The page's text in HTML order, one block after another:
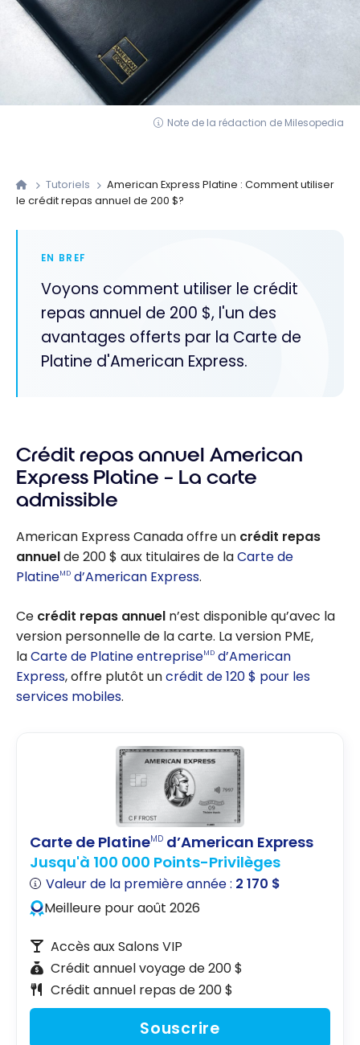
Note de la rédaction de Milesopedia
Tutoriels
American Express Platine : Comment utiliser
le crédit repas annuel de 200 $?
EN BREF
Voyons comment utiliser le crédit
repas annuel de 200 $, l'un des
avantages offerts par la Carte de
Platine d'American Express.
Crédit repas annuel American
Express Platine – La carte
admissible
American Express Canada offre un crédit repas
annuelde 200 $ aux titulaires de laCarte de
PlatineMD d’American Express.
Ce crédit repas annuel n’est disponible qu’avec la
version personnelle de la carte. La version PME,
laCarte de Platine entrepriseMD d’American
Express, offre plutôt uncrédit de 120 $ pour les
services mobiles.
Carte de PlatineMD d’American Express
Jusqu'à 100 000 Points-Privilèges
Valeur de la première année : 2 170 $
Meilleure pour août 2026
Accès aux Salons VIP
Crédit annuel voyage de 200 $
Crédit annuel repas de 200 $
Souscrire